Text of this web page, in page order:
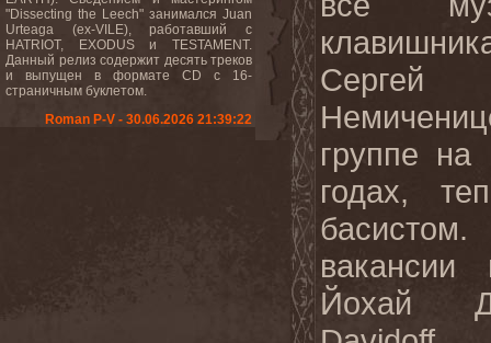
"Dissecting the Leech" занимался Juan
Urteaga (ex-VILE), работавший с
HATRIOT, EXODUS и TESTAMENT.
Данный релиз содержит десять треков
и выпущен в формате CD с 16-
страничным буклетом.
Roman P-V - 30.06.2026 21:39:22
Сергей
группе на
годах,
вакансии
Йохай